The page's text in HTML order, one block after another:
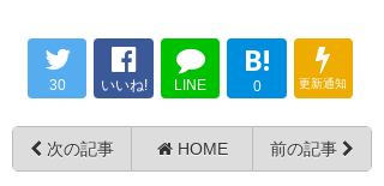
久々のウノゼロ勝利！ #antlers
— ちゃんさこんぶ
(sakoko0511) 2016, 8月 20
30 いいね! LINE
B!
0 更新通知
次の記事 HOME 前の記事